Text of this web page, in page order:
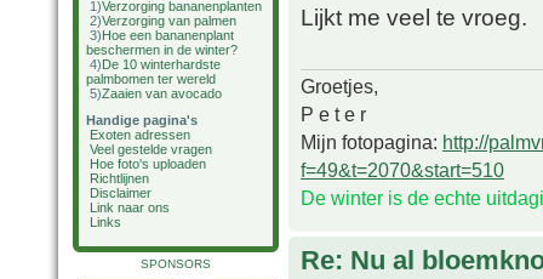
1)Verzorging bananenplanten
2)Verzorging van palmen
3)Hoe een bananenplant
beschermen in de winter?
4)De 10 winterhardste
palmbomen ter wereld
5)Zaaien van avocado
Handige pagina's
Exoten adressen
Veel gestelde vragen
Hoe foto's uploaden
Richtlijnen
Disclaimer
Link naar ons
Links
SPONSORS
Lijkt me veel te vroeg.
Groetjes,
P e t e r
Mijn fotopagina: http://
f=49&t=2070&start=510
De winter is de echte
Re: Nu al